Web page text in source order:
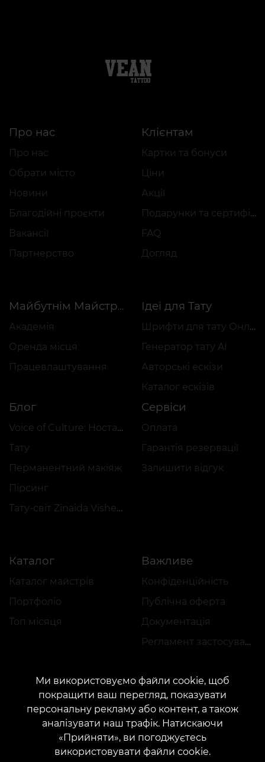
Про нас
Про нас
Обрати місто
Новини
Благодійні проєкти
Вакансії
Партнерство
Клієнтам
Картки та бонуси
Ціни
Акції
Подарунки та сертифікати
FAQ
Догляд
Майбутнім Майстрам
Академія
Оренда місця
Працевлаштування
Ідеї для Тату
Шрифти для тату Онлайн
Генератор тату AI
Авторські ескізи
Каталог ескізів
Блог
Voice of Culture: Ностальгія за 2000-ми
Тату
Перманентний макіяж
Пірсинг
Тату-світ Zinaida Vishenka
Сервіси
Оплата
Гарантія резервації
Залишити відгук
Каталог
Каталог майстрів
Портфоліо
Топ місяця
Важливе
Конфіденційність
Публічна оферта
Документація
Регламент застосування акцій
КОНТАКТИ
Зв'яжіться з нами:customers@vean-tattoo.com
Співпраця: marketing.veantattoo@gmail.com
Ми використовуємо файли cookie, щоб
покращити ваш перегляд, показувати
персональну рекламу або контент, а також
аналізувати наш трафік. Натискаючи
«Прийняти», ви погоджуєтесь
використовувати файли cookie.